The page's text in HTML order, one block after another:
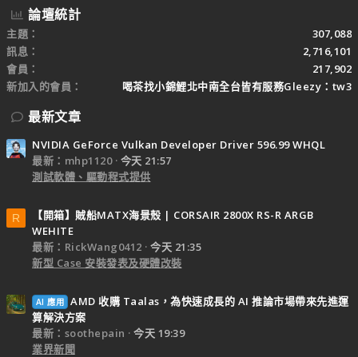
論壇統計
主題
307,088
訊息
2,716,101
會員
217,902
新加入的會員
喝茶找小錦鯉北中南全台皆有服務Gleezy：tw3
最新文章
NVIDIA GeForce Vulkan Developer Driver 596.99 WHQL
最新：mhp1120
今天 21:57
測試軟體、驅動程式提供
R
【開箱】賊船MATX海景殼 | CORSAIR 2800X RS-R ARGB
WEHITE
最新：RickWang0412
今天 21:35
新型 Case 安裝發表及硬體改裝
AI 應用 AMD 收購 Taalas，為快速成長的 AI 推論市場帶來先進運
算解決方案
最新：soothepain
今天 19:39
業界新聞